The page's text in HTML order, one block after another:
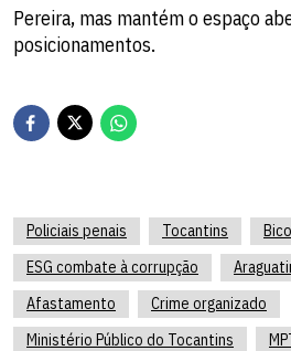
Pereira, mas mantém o espaço
posicionamentos.
Policiais penais Tocantins
ESG combate à corrupção
Afastamento
Crime organizado
Ministério Público do Tocantins